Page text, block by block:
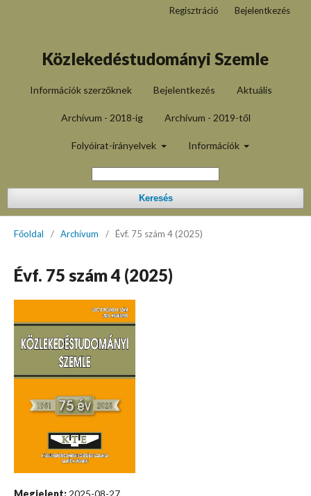
Közlekedéstudományi Szemle
Információk szerzőknek Bejelentkezés Aktuális
Archívum - 2018-ig Archívum - 2019-től
Folyóirat-irányelvek Információk
Keresés
Regisztráció Bejelentkezés
Főoldal / Archívum / Évf. 75 szám 4 (2025)
Évf. 75 szám 4 (2025)
Megjelent: 2025-08-27